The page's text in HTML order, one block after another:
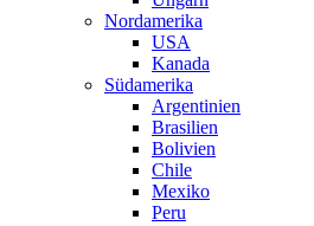
Nordamerika
USA
Kanada
Südamerika
Argentinien
Brasilien
Bolivien
Chile
Mexiko
Peru